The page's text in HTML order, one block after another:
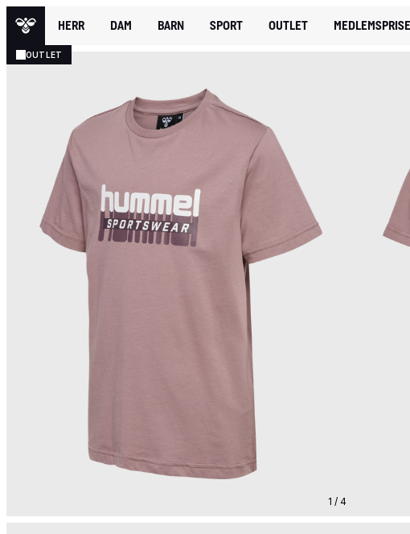
HERR DAM BARN SPORT OUTLET
OUTLET
1 / 4